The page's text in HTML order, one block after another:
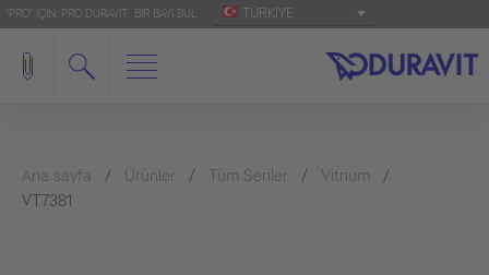
'PRO' IÇIN: PRO.DURAVIT BIR BAYI BUL TÜRKIYE
Ana sayfa Ürünler Tüm Seriler
Vitrium
VT7381